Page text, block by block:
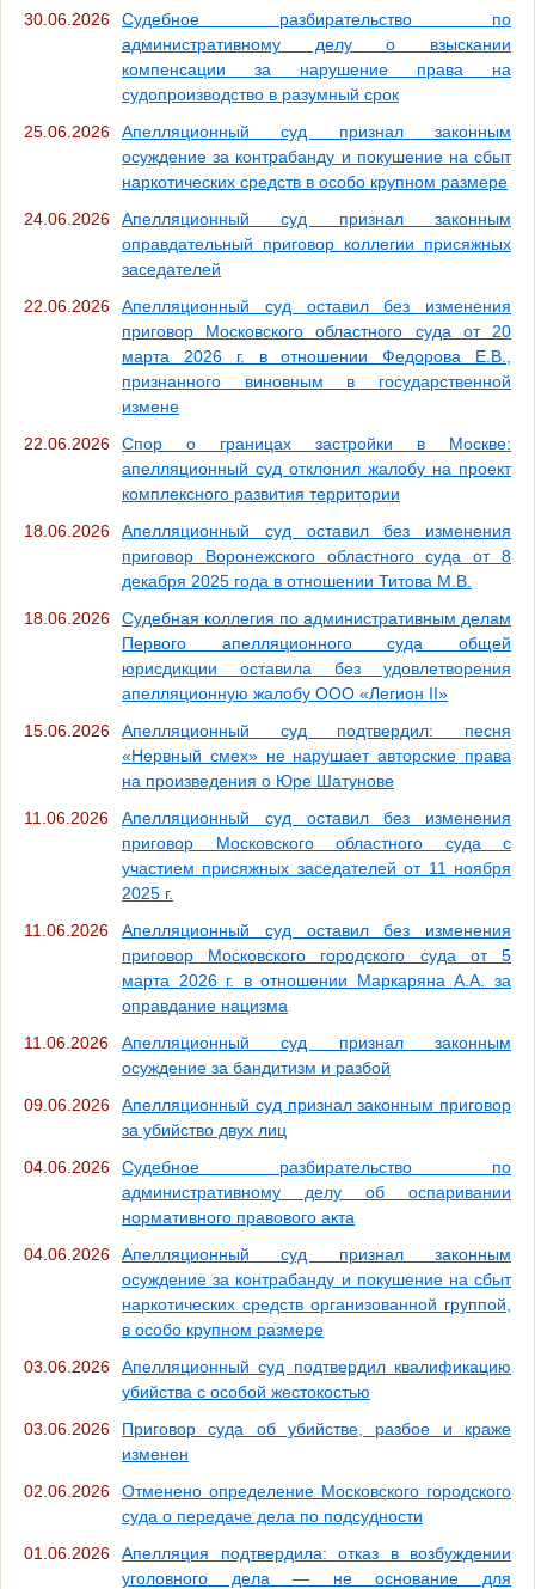
30.06.2026
Судебное разбирательство по
административному делу о взыскании
компенсации за нарушение права на
судопроизводство в разумный срок
25.06.2026
Апелляционный суд признал законным
осуждение за контрабанду и покушение на сбыт
наркотических средств в особо крупном размере
24.06.2026
Апелляционный суд признал законным
оправдательный приговор коллегии присяжных
заседателей
22.06.2026
Апелляционный суд оставил без изменения
приговор Московского областного суда от 20
марта 2026 г. в отношении Федорова Е.В.,
признанного виновным в государственной
измене
22.06.2026
Спор о границах застройки в Москве:
апелляционный суд отклонил жалобу на проект
комплексного развития территории
18.06.2026
Апелляционный суд оставил без изменения
приговор Воронежского областного суда от 8
декабря 2025 года в отношении Титова М.В.
18.06.2026
Судебная коллегия по административным делам
Первого апелляционного суда общей
юрисдикции оставила без удовлетворения
апелляционную жалобу ООО «Легион II»
15.06.2026
Апелляционный суд подтвердил: песня
«Нервный смех» не нарушает авторские права
на произведения о Юре Шатунове
11.06.2026
Апелляционный суд оставил без изменения
приговор Московского областного суда с
участием присяжных заседателей от 11 ноября
2025 г.
11.06.2026
Апелляционный суд оставил без изменения
приговор Московского городского суда от 5
марта 2026 г. в отношении Маркаряна А.А. за
оправдание нацизма
11.06.2026
Апелляционный суд признал законным
осуждение за бандитизм и разбой
09.06.2026
Апелляционный суд признал законным приговор
за убийство двух лиц
04.06.2026
Судебное разбирательство по
административному делу об оспаривании
нормативного правового акта
04.06.2026
Апелляционный суд признал законным
осуждение за контрабанду и покушение на сбыт
наркотических средств организованной группой,
в особо крупном размере
03.06.2026
Апелляционный суд подтвердил квалификацию
убийства с особой жестокостью
03.06.2026
Приговор суда об убийстве, разбое и краже
изменен
02.06.2026
Отменено определение Московского городского
суда о передаче дела по подсудности
01.06.2026
Апелляция подтвердила: отказ в возбуждении
уголовного дела — не основание для